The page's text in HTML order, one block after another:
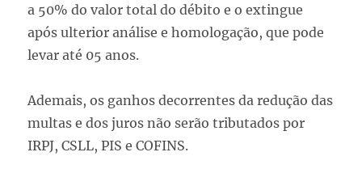
a 50% do valor total do débito e o extingue
após ulterior análise e homologação, que pode
levar até 05 anos.
Ademais, os ganhos decorrentes da redução das
multas e dos juros não serão tributados por
IRPJ, CSLL, PIS e COFINS.